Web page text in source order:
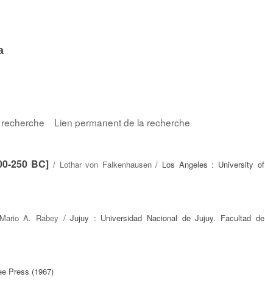
Lien permanent de la recherche
250 BC] / Lothar von Falkenhausen/ Los Angeles : University of
Mario A. Rabey / Jujuy : Universidad Nacional de Jujuy. Facultad de
Press (1967)